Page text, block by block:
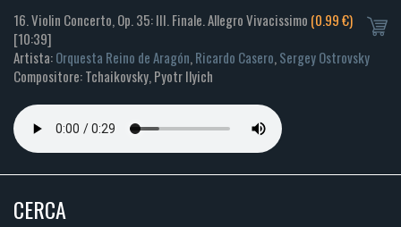
16. Violin Concerto, Op. 35: III. Finale. Allegro Vivacissimo (0.99 €)
[10:39]
Artista:Orquesta Reino de Aragón,Ricardo Casero,Sergey Ostrovsky
Compositore: Tchaikovsky, Pyotr Ilyich
CERCA